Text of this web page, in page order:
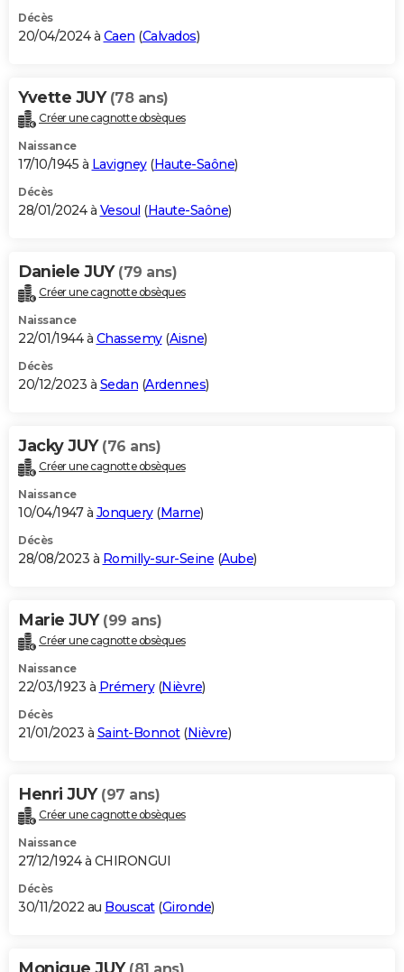
Décès
20/04/2024 à Caen (Calvados)
Yvette JUY (78 ans)
Créer une cagnotte obsèques
Naissance
17/10/1945 à Lavigney(Haute-Saône)
Décès
28/01/2024 à Vesoul (Haute-Saône)
Daniele JUY (79 ans)
Créer une cagnotte obsèques
Naissance
22/01/1944 à Chassemy(Aisne)
Décès
20/12/2023 à Sedan (Ardennes)
Jacky JUY (76 ans)
Créer une cagnotte obsèques
Naissance
10/04/1947 à Jonquery(Marne)
Décès
28/08/2023 à Romilly-sur-Seine (Aube)
Marie JUY (99 ans)
Créer une cagnotte obsèques
Naissance
22/03/1923 à Prémery(Nièvre)
Décès
21/01/2023 à Saint-Bonnot(Nièvre)
Henri JUY (97 ans)
Créer une cagnotte obsèques
Naissance
27/12/1924 à CHIRONGUI
Décès
30/11/2022 au Bouscat(Gironde)
Monique JUY (81 ans)